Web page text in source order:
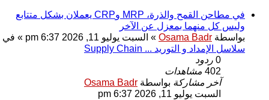
في مطاحن القمح والذرة، MRP وCRP يعملان بشكل متتابع
وليس كل منهما بمعزل عن الآخر
بواسطة Osama Badr » السبت يوليو 11, 2026 6:37 pm » في
سلاسل الإمداد و التوريد ... Supply Chain
0 ردود
402 مشاهدات
آخر مشاركة بواسطة Osama Badr
السبت يوليو 11, 2026 6:37 pm